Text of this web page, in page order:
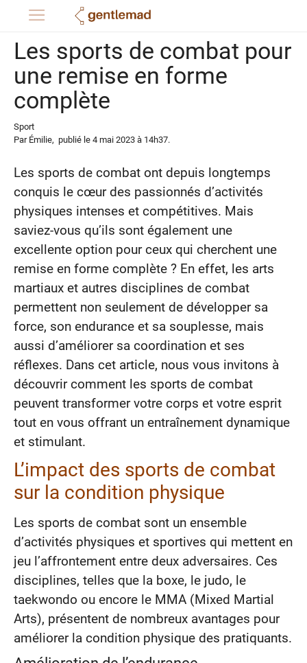
Les sports de combat pour
une remise en forme
complète
Sport
Par Émilie, publié le 4 mai 2023 à 14h37.
Les sports de combat ont depuis longtemps
conquis le cœur des passionnés d’activités
physiques intenses et compétitives. Mais
saviez-vous qu’ils sont également une
excellente option pour ceux qui cherchent une
remise en forme complète ? En effet, les arts
martiaux et autres disciplines de combat
permettent non seulement de développer sa
force, son endurance et sa souplesse, mais
aussi d’améliorer sa coordination et ses
réflexes. Dans cet article, nous vous invitons à
découvrir comment les sports de combat
peuvent transformer votre corps et votre esprit
tout en vous offrant un entraînement dynamique
et stimulant.
L’impact des sports de combat
sur la condition physique
Les sports de combat sont un ensemble
d’activités physiques et sportives qui mettent en
jeu l’affrontement entre deux adversaires. Ces
disciplines, telles que la boxe, le judo, le
taekwondo ou encore le MMA (Mixed Martial
Arts), présentent de nombreux avantages pour
améliorer la condition physique des pratiquants.